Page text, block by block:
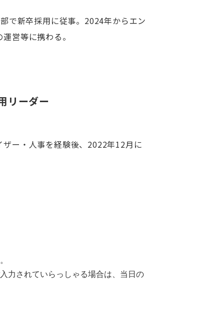
新卒採用に従事。2024年からエン
営等に携わる。
リーダー
ー・人事を経験後、2022年12月に
力されていらっしゃる場合は、当日の